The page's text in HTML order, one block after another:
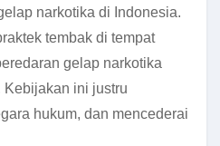
narkotika di Indonesia.
tembak di tempat
gelap narkotika
ini justru
hukum, dan mencederai